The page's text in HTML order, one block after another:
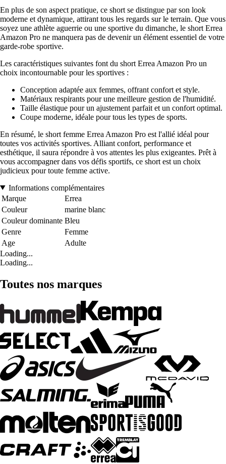
En plus de son aspect pratique, ce short se distingue par son look
moderne et dynamique, attirant tous les regards sur le terrain. Que vous
soyez une athlète aguerrie ou une sportive du dimanche, le short Errea
Amazon Pro ne manquera pas de devenir un élément essentiel de votre
garde-robe sportive.
Les caractéristiques suivantes font du short Errea Amazon Pro un
choix incontournable pour les sportives :
Conception adaptée aux femmes, offrant confort et style.
Matériaux respirants pour une meilleure gestion de l'humidité.
Taille élastique pour un ajustement parfait et un confort optimal.
Coupe moderne, idéale pour tous les types de sports.
En résumé, le short femme Errea Amazon Pro est l'allié idéal pour
toutes vos activités sportives. Alliant confort, performance et
esthétique, il saura répondre à vos attentes les plus exigeantes. Prêt à
vous accompagner dans vos défis sportifs, ce short est un choix
judicieux pour toute femme active.
Informations complémentaires
Marque
Errea
Couleur
marine blanc
Couleur dominante Bleu
Genre
Femme
Age
Adulte
Loading...
Loading...
Toutes nos marques